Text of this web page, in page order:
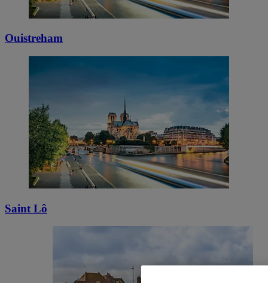
Ouistreham
Saint Lô